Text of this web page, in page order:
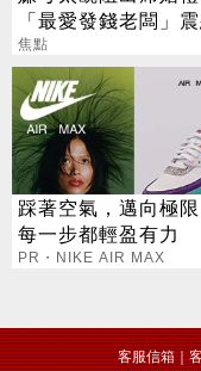
「最愛發錢老闆」
除：我看不起你
焦點
踩著空氣，邁向極
每一步都輕盈有力
PR・NIKE AIR MAX
客服信箱｜